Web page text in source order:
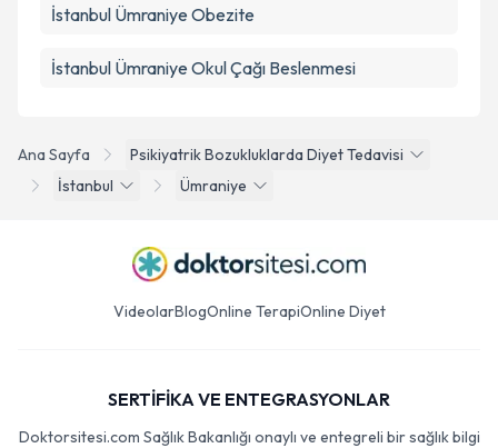
Ana Sayfa
Psikiyatrik Bozukluklarda Diyet Tedavisi
İstanbul
Ümraniye
İstanbul Ümraniye Obezite
İstanbul Ümraniye Okul Çağı Beslenmesi
VideolarBlogOnline TerapiOnline Diyet
SERTİFİKA VE ENTEGRASYONLAR
Doktorsitesi.com Sağlık Bakanlığı onaylı ve entegreli bir sağlık bilgi